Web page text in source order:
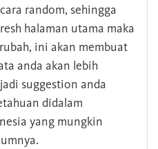
random, sehingga
halaman utama maka
ini akan membuat
anda akan lebih
suggestion anda
didalam
yang mungkin